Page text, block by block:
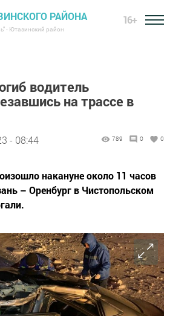
РАЙОНА
- Ютазинский район
16+
водитель
на трассе в
- 08:44 789 0 0
накануне около 11 часов
– Оренбург в Чистопольском